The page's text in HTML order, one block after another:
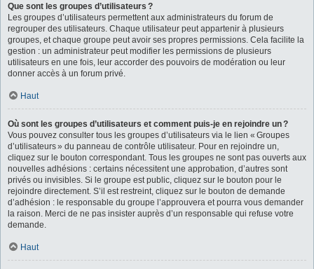
Que sont les groupes d’utilisateurs ?
Les groupes d’utilisateurs permettent aux administrateurs du forum de
regrouper des utilisateurs. Chaque utilisateur peut appartenir à plusieurs
groupes, et chaque groupe peut avoir ses propres permissions. Cela facilite la
gestion : un administrateur peut modifier les permissions de plusieurs
utilisateurs en une fois, leur accorder des pouvoirs de modération ou leur
donner accès à un forum privé.
Haut
Où sont les groupes d’utilisateurs et comment puis-je en rejoindre un ?
Vous pouvez consulter tous les groupes d’utilisateurs via le lien « Groupes
d’utilisateurs » du panneau de contrôle utilisateur. Pour en rejoindre un,
cliquez sur le bouton correspondant. Tous les groupes ne sont pas ouverts aux
nouvelles adhésions : certains nécessitent une approbation, d’autres sont
privés ou invisibles. Si le groupe est public, cliquez sur le bouton pour le
rejoindre directement. S’il est restreint, cliquez sur le bouton de demande
d’adhésion : le responsable du groupe l’approuvera et pourra vous demander
la raison. Merci de ne pas insister auprès d’un responsable qui refuse votre
demande.
Haut